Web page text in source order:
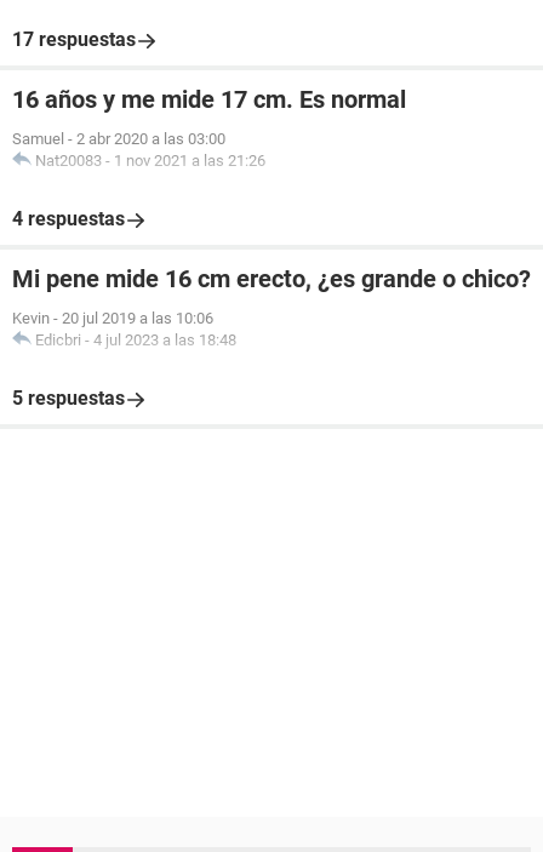
17 respuestas
16 años y me mide 17 cm. Es normal
Samuel - 2 abr 2020 a las 03:00
Nat20083 - 1 nov 2021 a las 21:26
4 respuestas
Mi pene mide 16 cm erecto, ¿es grande o chico?
Kevin - 20 jul 2019 a las 10:06
Edicbri - 4 jul 2023 a las 18:48
5 respuestas